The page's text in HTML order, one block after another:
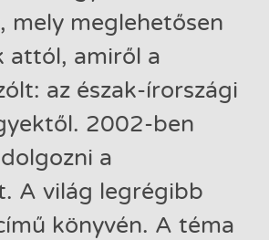
mely meglehetősen
attól, amiről a
az észak-írországi
2002-ben
a
A világ legrégibb
könyvén. A téma